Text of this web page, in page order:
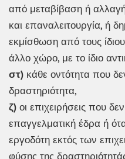
από μεταβίβαση ή
και επαναλειτουργία, ή
εκμίσθωση από τους
άλλο χώρο, με το ίδιο
στ) κάθε οντότητα που
δραστηριότητα,
ζ) οι επιχειρήσεις που
επαγγελματική έδρα ή
εργοδότη εκτός των
φύσης της